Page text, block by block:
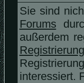
Sie sind
Forums
außerdem
interessiert.